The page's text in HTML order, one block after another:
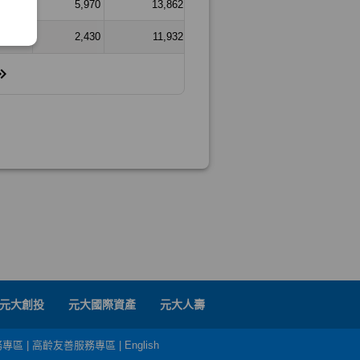
元大創投 元大國際資產 元大人壽
區 高齡友善服務專區 English